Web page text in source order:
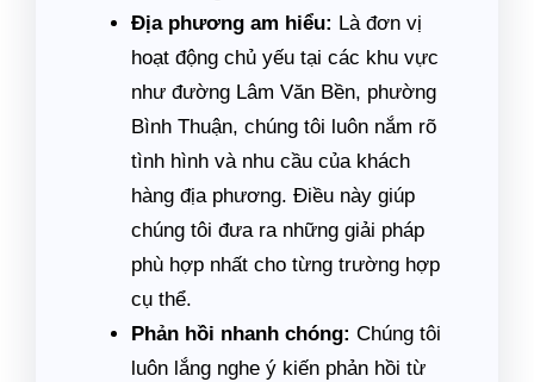
Địa phương am hiểu: Là đơn vị
hoạt động chủ yếu tại các khu vực
như đường Lâm Văn Bền, phường
Bình Thuận, chúng tôi luôn nắm rõ
tình hình và nhu cầu của khách
hàng địa phương. Điều này giúp
chúng tôi đưa ra những giải pháp
phù hợp nhất cho từng trường hợp
cụ thể.
Phản hồi nhanh chóng: Chúng tôi
luôn lắng nghe ý kiến phản hồi từ